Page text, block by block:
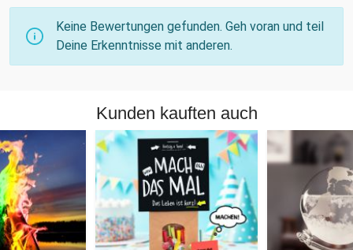
Keine Bewertungen gefunden. Geh voran und teil
Deine Erkenntnisse mit anderen.
Kunden kauften auch